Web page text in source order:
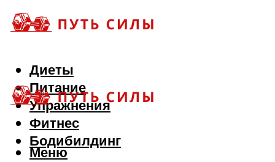
Диеты
Питание
Упражнения
Фитнес
Бодибилдинг
Меню